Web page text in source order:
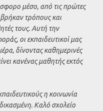
μέσο, από τις πρώτες
τρόπους και
τους. Αυτή την
οι εκπαιδευτικοί μας
δίνοντας καθημερινές
κανένας μαθητής εκτός
η κοινωνία
Καλό σχολείο